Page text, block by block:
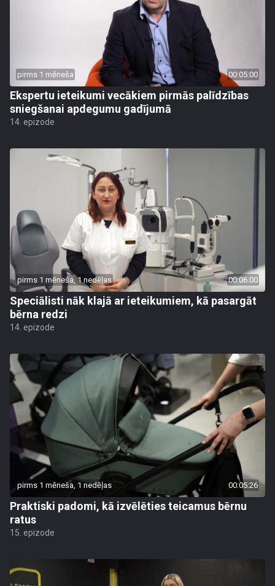
pirms 1 mēneša 00:05:00
Ekspertu ieteikumi vecākiem pirmās palīdzības
sniegšanai apdegumu gadījumā
14. epizode
pirms 1 mēneša, 1 nedēļas 00:06:00
Speciālisti nāk klajā ar ieteikumiem, kā pasargāt
bērna redzi
14. epizode
pirms 1 mēneša, 1 nedēļas 00:05:26
Praktiski padomi, kā izvēlēties teicamus bērnu
ratus
15. epizode